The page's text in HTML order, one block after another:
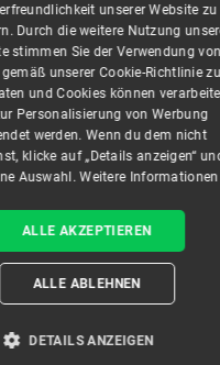
unserer Website zu
Durch die weitere Nutzung
stimmen Sie der Verwendung von
unserer Cookie-Richtlinie
und Cookies können
Personalisierung von Werbung
werden. Wenn du dem nicht
klicke auf „Details anzeigen“
Auswahl.Weitere Informationen
ALLE AKZEPTIEREN
ALLE ABLEHNEN
DETAILS ANZEIGEN